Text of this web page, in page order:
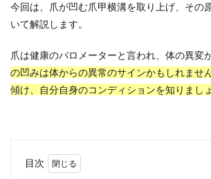
今回は、爪が凹む爪甲横溝を取り上げ、その
いて解説します。
爪は健康のバロメーターと言われ、体の異変
の凹みは体からの異常のサインかもしれませ
傾け、自分自身のコンディションを知りましょ
目次